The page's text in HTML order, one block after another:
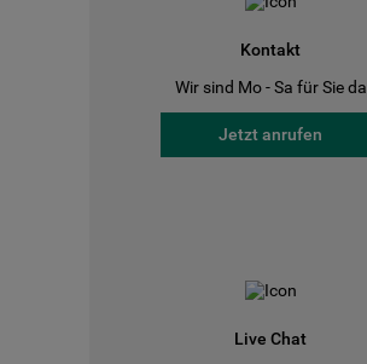
Kontakt
Wir sind Mo - Sa für Sie da
Jetzt anrufen
Live Chat